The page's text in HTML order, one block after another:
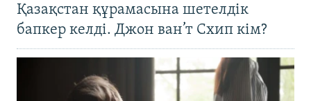
Қазақстан құрамасына шетелдік
бапкер келді. Джон ван’т Схип кім?